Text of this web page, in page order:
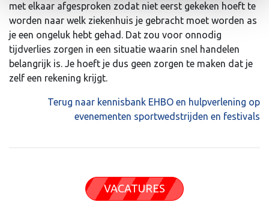
met elkaar afgesproken zodat niet eerst gekeken hoeft te
worden naar welk ziekenhuis je gebracht moet worden as
je een ongeluk hebt gehad. Dat zou voor onnodig
tijdverlies zorgen in een situatie waarin snel handelen
belangrijk is. Je hoeft je dus geen zorgen te maken dat je
zelf een rekening krijgt.
Terug naar kennisbank EHBO en hulpverlening op
evenementen sportwedstrijden en festivals
VACATURES